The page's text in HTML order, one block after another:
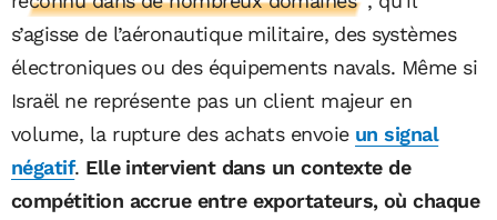
s’agisse de l’aéronautique militaire, des systèmes
électroniques ou des équipements navals. Même si
Israël ne représente pas un client majeur en
volume, la rupture des achats envoie un signal
négatif. Elle intervient dans un contexte de
compétition accrue entre exportateurs, où chaque